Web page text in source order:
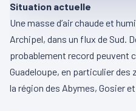
Situation actuelle
Une masse d’air chaude et
Archipel, dans un flux de Sud.
probablement record peuvent
Guadeloupe, en particulier
la région des Abymes, Gosier